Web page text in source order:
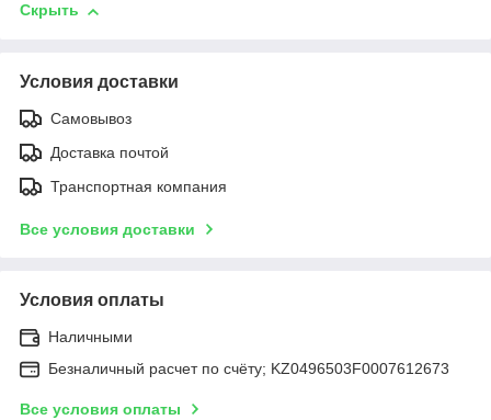
Скрыть
Условия доставки
Самовывоз
Доставка почтой
Транспортная компания
Все условия доставки
Условия оплаты
Наличными
Безналичный расчет по счёту; KZ0496503F0007612673
Все условия оплаты